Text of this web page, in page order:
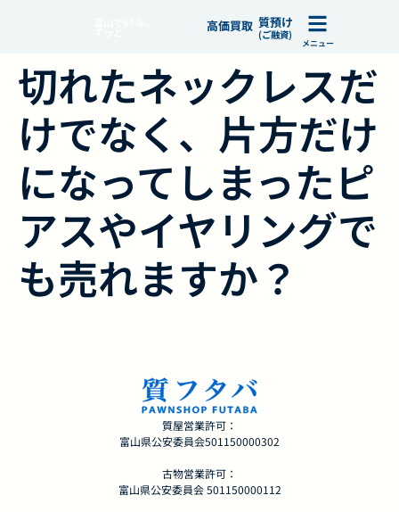
高価買取 質預け
(ご融資)
メニュー
切れたネックレスだ
けでなく、片方だけ
になってしまったピ
アスやイヤリングで
も売れますか？
質屋営業許可：
富山県公安委員会501150000302
古物営業許可：
富山県公安委員会 501150000112